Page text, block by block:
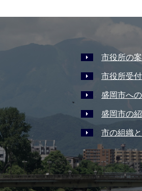
市役所の
市役所受
盛岡市へ
盛岡市の
市の組織